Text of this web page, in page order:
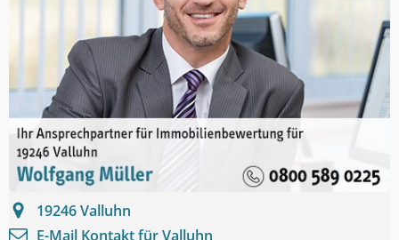
19246Valluhn
E-Mail Kontakt fürValluhn